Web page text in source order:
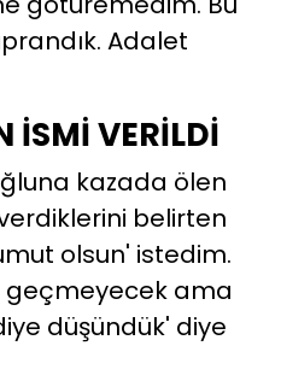
Adalet
İSMİ VERİLDİ
kazada ölen
belirten
olsun' istedim.
geçmeyecek ama
düşündük' diye